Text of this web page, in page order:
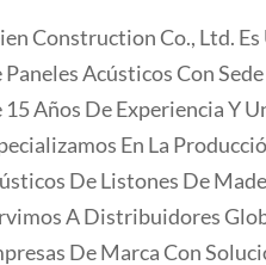
Construction Co., Ltd.
Paneles Acústicos Con
15 Años De Experiencia Y
En La
De Listones De
A Distribuidores
De Marca Con